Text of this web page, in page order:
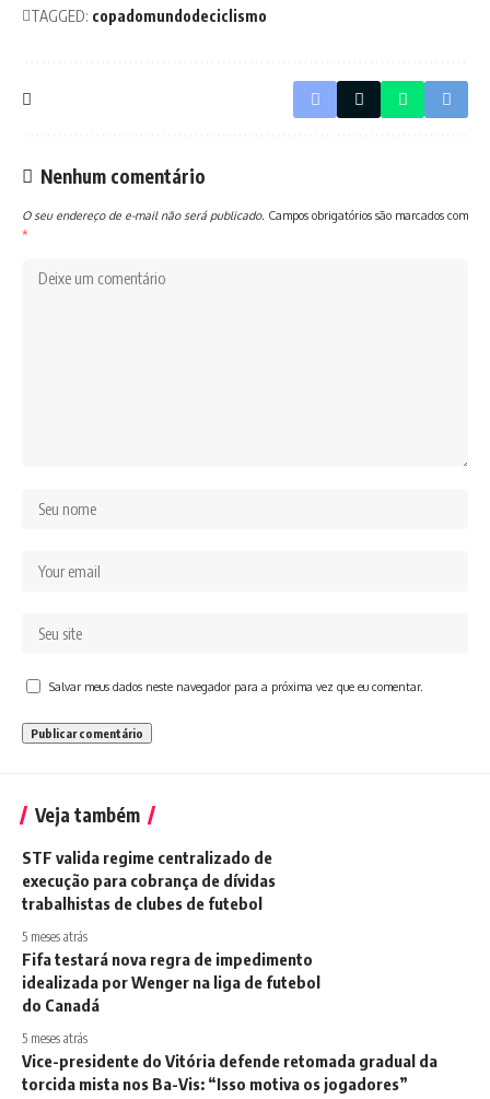
TAGGED: copadomundodeciclismo
Nenhum comentário
O seu endereço de e-mail não será publicado. Campos obrigatórios são marcados com
*
Salvar meus dados neste navegador para a próxima vez que eu comentar.
Veja também
STF valida regime centralizado de
execução para cobrança de dívidas
trabalhistas de clubes de futebol
5 meses atrás
Fifa testará nova regra de impedimento
idealizada por Wenger na liga de futebol
do Canadá
5 meses atrás
Vice-presidente do Vitória defende retomada gradual da
torcida mista nos Ba-Vis: “Isso motiva os jogadores”